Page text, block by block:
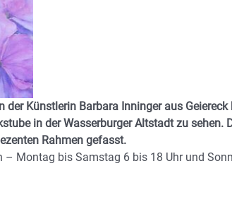
Künstlerin Barbara Inninger aus Geiereck
in der Wasserburger Altstadt zu sehen.
Rahmen gefasst.
Montag bis Samstag 6 bis 18 Uhr und